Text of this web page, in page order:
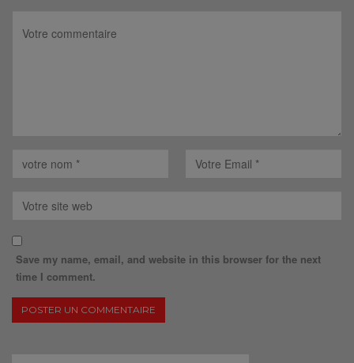
Save my name, email, and website in this browser for the next
time I comment.